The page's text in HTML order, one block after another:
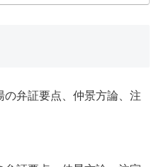
弁証要点、仲景方論、注